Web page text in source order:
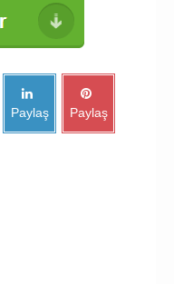
Paylaş Paylaş